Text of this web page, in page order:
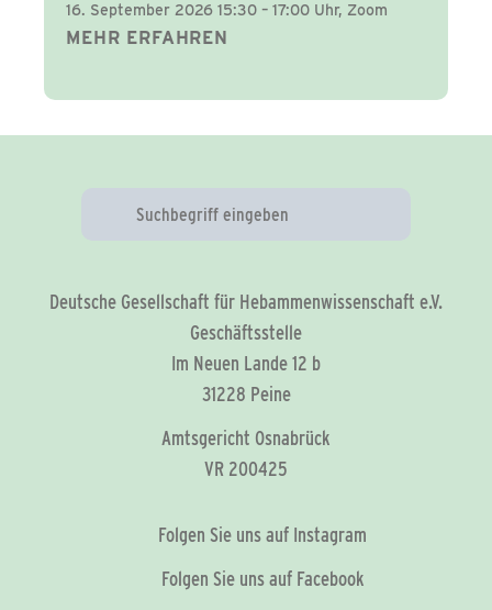
16. September 2026 15:30 – 17:00 Uhr, Zoom
MEHR ERFAHREN
Deutsche Gesellschaft für Hebammenwissenschaft e.V.
Geschäftsstelle
Im Neuen Lande 12 b
31228 Peine
Amtsgericht Osnabrück
VR 200425
Folgen Sie uns auf Instagram
Folgen Sie uns auf Facebook